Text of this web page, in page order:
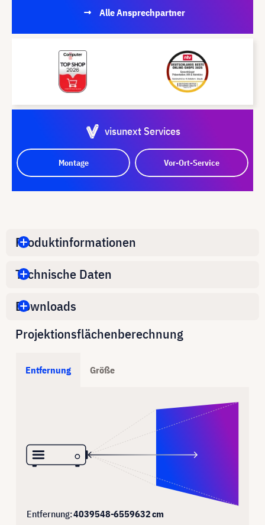
Alle Ansprechpartner
visunext Services
Montage Vor-Ort-Service
Produktinformationen
Technische Daten
Downloads
Projektionsflächenberechnung
Entfernung Größe
Entfernung:4039548-6559632cm